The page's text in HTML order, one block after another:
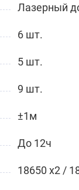
Лазерный
6 шт.
5 шт.
9 шт.
±1м
До 12ч
18650 x2 /